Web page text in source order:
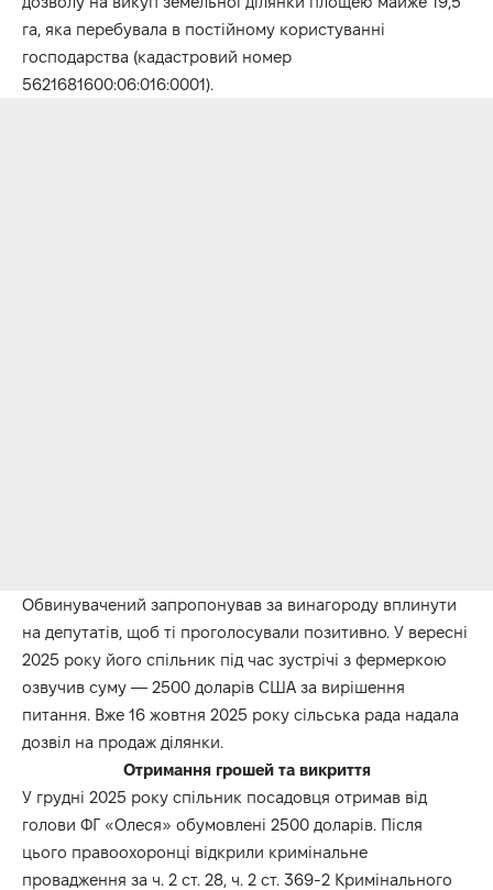
га, яка перебувала в постійному користуванні
господарства (кадастровий номер
5621681600:06:016:0001).
Обвинувачений запропонував за винагороду вплинути
на депутатів, щоб ті проголосували позитивно. У вересні
2025 року його спільник під час зустрічі з фермеркою
озвучив суму — 2500 доларів США за вирішення
питання. Вже 16 жовтня 2025 року сільська рада надала
дозвіл на продаж ділянки.
Отримання грошей та викриття
У грудні 2025 року спільник посадовця отримав від
голови ФГ «Олеся» обумовлені 2500 доларів. Після
цього правоохоронці відкрили кримінальне
провадження за ч. 2 ст. 28, ч. 2 ст. 369-2 Кримінального